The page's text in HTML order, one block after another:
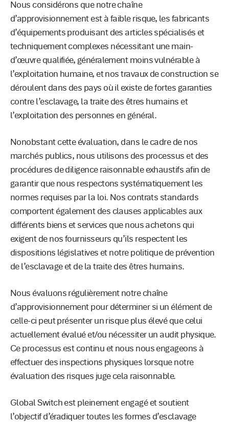
Nous considérons que notre chaîne
d’approvisionnement est à faible risque, les fabricants
d’équipements produisant des articles spécialisés et
techniquement complexes nécessitant une main-
d’œuvre qualifiée, généralement moins vulnérable à
l’exploitation humaine, et nos travaux de construction se
déroulent dans des pays où il existe de fortes garanties
contre l’esclavage, la traite des êtres humains et
l’exploitation des personnes en général.
Nonobstant cette évaluation, dans le cadre de nos
marchés publics, nous utilisons des processus et des
procédures de diligence raisonnable exhaustifs afin de
garantir que nous respectons systématiquement les
normes requises par la loi. Nos contrats standards
comportent également des clauses applicables aux
différents biens et services que nous achetons qui
exigent de nos fournisseurs qu’ils respectent les
dispositions législatives et notre politique de prévention
de l’esclavage et de la traite des êtres humains.
Nous évaluons régulièrement notre chaîne
d’approvisionnement pour déterminer si un élément de
celle-ci peut présenter un risque plus élevé que celui
actuellement évalué et/ou nécessiter un audit physique.
Ce processus est continu et nous nous engageons à
effectuer des inspections physiques lorsque notre
évaluation des risques juge cela raisonnable.
Global Switch est pleinement engagé et soutient
l’objectif d’éradiquer toutes les formes d’esclavage